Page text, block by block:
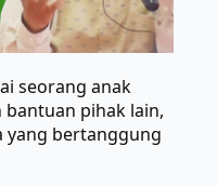
seorang anak
pihak lain,
yang bertanggung